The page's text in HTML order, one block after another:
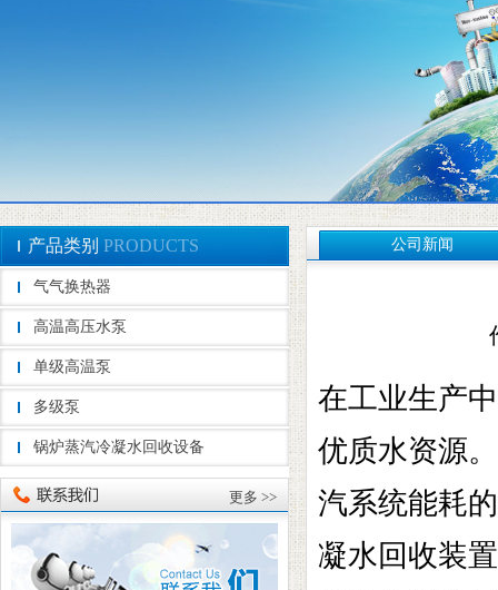
产品类别 PRODUCTS
气气换热器
高温高压水泵
单级高温泵
多级泵
锅炉蒸汽冷凝水回收设备
更多 >>
公司新闻
在工业生产
优质水资源
汽系统能耗
凝水回收装